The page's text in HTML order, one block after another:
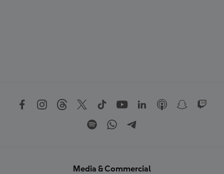
Media & Commercial